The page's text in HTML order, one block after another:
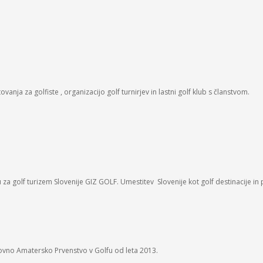
za golfiste , organizacijo golf turnirjev in lastni golf klub s članstvom.
golf turizem Slovenije GIZ GOLF. Umestitev Slovenije kot golf destinacije
Amatersko Prvenstvo v Golfu od leta 2013.